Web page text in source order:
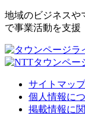
地域のビジネスや
で事業活動を支援
サイトマップ
個人情報に
掲載情報に